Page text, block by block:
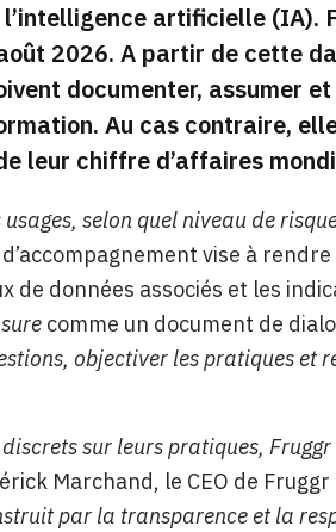
artificielle (IA).
2026. A partir de cette
documenter, assumer
Au cas contraire,
leur chiffre d’affaires
selon quel niveau de
vise à
de données associés et les
comme un document de
objectiver les pratiques et
sur leurs pratiques,
Marchand, le CEO de
par la transparence et la